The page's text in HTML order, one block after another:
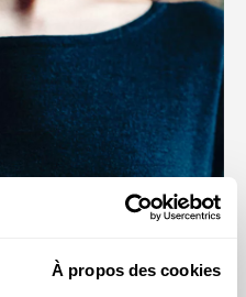
À propos des cookies